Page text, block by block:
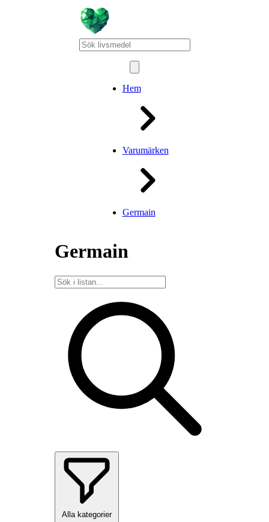
Hem
Varumärken
Germain
Germain
Alla kategorier